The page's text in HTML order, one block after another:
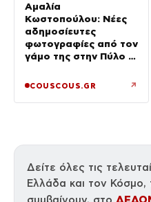
Αμαλία
Κωστοπούλου: Νέες
αδημοσίευτες
φωτογραφίες από τον
γάμο της στην Πύλο –
ανατείλει ο ήλιος
COUSCOUS.GR ↗
Δείτε όλες τις
Ελλάδα και τον Κόσμο,